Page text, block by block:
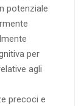
potenziale
per
agli
precoci e